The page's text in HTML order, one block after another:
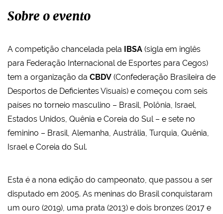
Sobre o evento
A competição chancelada pela IBSA (sigla em inglês
para Federação Internacional de Esportes para Cegos)
tem a organização da CBDV (Confederação Brasileira de
Desportos de Deficientes Visuais) e começou com seis
países no torneio masculino – Brasil, Polônia, Israel,
Estados Unidos, Quênia e Coreia do Sul – e sete no
feminino – Brasil, Alemanha, Austrália, Turquia, Quênia,
Israel e Coreia do Sul.
Esta é a nona edição do campeonato, que passou a ser
disputado em 2005. As meninas do Brasil conquistaram
um ouro (2019), uma prata (2013) e dois bronzes (2017 e